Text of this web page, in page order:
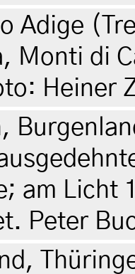
Adige
Monti di
Heiner
am Licht
Peter